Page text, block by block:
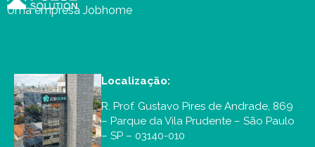
Uma empresa Jobhome
Localização:
R. Prof. Gustavo Pires de Andrade, 869
– Parque da Vila Prudente – São Paulo
– SP – 03140-010